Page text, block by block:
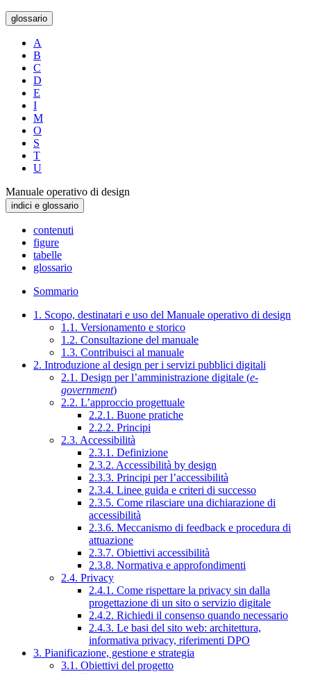
glossario
A
B
C
D
E
I
M
O
S
T
U
Manuale operativo di design
indici e glossario
contenuti
figure
tabelle
glossario
Sommario
1. Scopo, destinatari e uso del Manuale operativo di design
1.1. Versionamento e storico
1.2. Consultazione del manuale
1.3. Contribuisci al manuale
2. Introduzione al design per i servizi pubblici digitali
2.1. Design per l’amministrazione digitale (e-
government)
2.2. L’approccio progettuale
2.2.1. Buone pratiche
2.2.2. Principi
2.3. Accessibilità
2.3.1. Definizione
2.3.2. Accessibilità by design
2.3.3. Principi per l’accessibilità
2.3.4. Linee guida e criteri di successo
2.3.5. Come rilasciare una dichiarazione di
accessibilità
2.3.6. Meccanismo di feedback e procedura di
attuazione
2.3.7. Obiettivi accessibilità
2.3.8. Normativa e approfondimenti
2.4. Privacy
2.4.1. Come rispettare la privacy sin dalla
progettazione di un sito o servizio digitale
2.4.2. Richiedi il consenso quando necessario
2.4.3. Le basi del sito web: architettura,
informativa privacy, riferimenti DPO
3. Pianificazione, gestione e strategia
3.1. Obiettivi del progetto